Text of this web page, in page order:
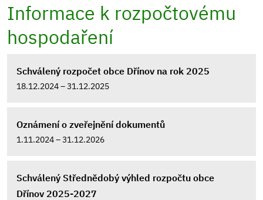
Informace k rozpočtovému
hospodaření
Schválený rozpočet obce Dřínov na rok 2025
18.12.2024 – 31.12.2025
Oznámení o zveřejnění dokumentů
1.11.2024 – 31.12.2026
Schválený Střednědobý výhled rozpočtu obce
Dřínov 2025-2027